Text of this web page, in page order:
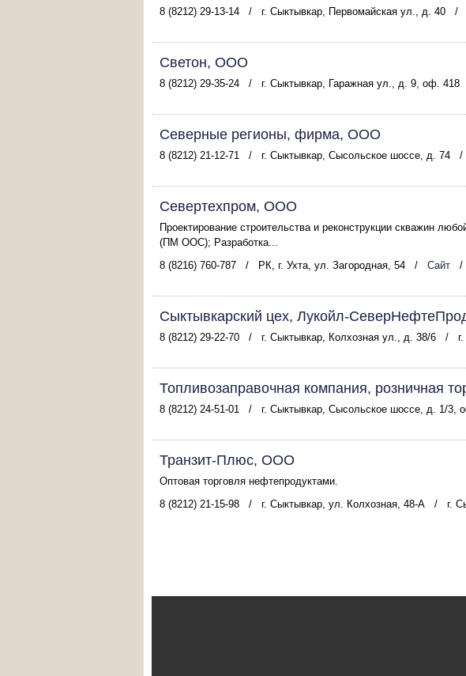
8 (8212) 29-13-14 / г. Сыктывкар, Первомайская ул., д. 40 /
Светон, ООО
8 (8212) 29-35-24 / г. Сыктывкар, Гаражная ул., д. 9, оф. 418
Северные регионы, фирма, ООО
8 (8212) 21-12-71 / г. Сыктывкар, Сысольское шоссе, д. 74 /
Севертехпром, ООО
Проектирование строительства и реконструкции скважин
(ПМ ООС); Разработка...
8 (8216) 760-787
/ РК, г. Ухта, ул. Загородная, 54 / Сайт /
Сыктывкарский цех, Лукойл-
8 (8212) 29-22-70 / г. Сыктывкар, Колхозная ул., д. 38/6 /
Топливозаправочная компания, розничная
8 (8212) 24-51-01 / г. Сыктывкар, Сысольское шоссе, д. 1/3,
Транзит-Плюс, ООО
Оптовая торговля нефтепродуктами.
8 (8212) 21-15-98
/ г. Сыктывкар, ул. Колхозная, 48-А / г.